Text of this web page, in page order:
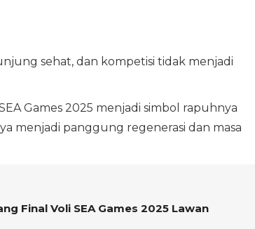
sehat, dan kompetisi tidak menjadi
Games 2025 menjadi simbol rapuhnya
menjadi panggung regenerasi dan masa
Final Voli SEA Games 2025 Lawan